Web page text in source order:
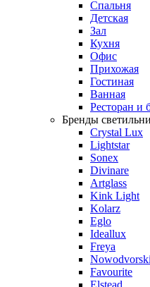
Спальня
Детская
Зал
Кухня
Офис
Прихожая
Гостиная
Ванная
Ресторан и
Бренды
Crystal Lux
Lightstar
Sonex
Divinare
Artglass
Kink Light
Kolarz
Eglo
Ideallux
Freya
Nowodvorski
Favourite
Elstead